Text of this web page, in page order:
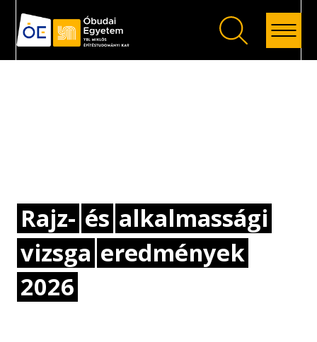
Vissza
Rajz- és alkalmassági
vizsga eredmények
2026